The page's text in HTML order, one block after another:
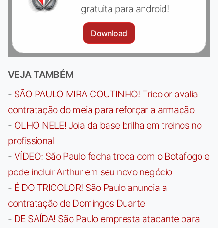
gratuita para android!
Download
VEJA TAMBÉM
- SÃO PAULO MIRA COUTINHO! Tricolor avalia
contratação do meia para reforçar a armação
- OLHO NELE! Joia da base brilha em treinos no
profissional
- VÍDEO: São Paulo fecha troca com o Botafogo e
pode incluir Arthur em seu novo negócio
- É DO TRICOLOR! São Paulo anuncia a
contratação de Domingos Duarte
- DE SAÍDA! São Paulo empresta atacante para